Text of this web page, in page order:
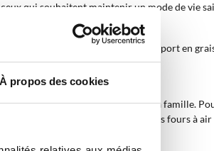
À propos des cookies
qui souhaitent maintenir un mode de vie
d'huile, réduisant ainsi l'apport en
repas rapides et sains pour toute la famille.
petites activités de restauration, les fours à